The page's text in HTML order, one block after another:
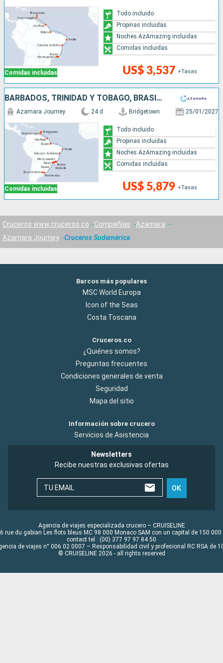
Comidas incluidas US$ 3,537 +Tasas
Todo incluido
Propinas incluidas
Noches AzAmazing incluidas
Comidas incluidas
BARBADOS, TRINIDAD Y TOBAGO, BRASIL, URUGUAY, ARGENTINA
Comidas incluidas
Azamara Journey 24 d Bridgetown 25/01/2027
US$ 5,879 +Tasas
Todo incluido
Propinas incluidas
Noches AzAmazing incluidas
Comidas incluidas
Cruceros www.cruceros.co Compañías
Azamara
Azamara Journey
Cruceros Sudamérica
Barcos más populares
MSC World Europa
Icon of the Seas
Costa Toscana
Cruceros.co
¿Quiénes somos?
Preguntas frecuentes
Condiciones generales de venta
Seguridad
Mapa del sitio
Información sobre crucero
Servicios de Asistencia
Newsletters
Recibe nuestras exclusivas ofertas
TU EMAIL OK
Agencia de viajes especializada crucero – CRUISELINE
rue du gabian Les flots bleus MC 98 000 Monaco SAM con un capital de 150 000
contact tel : (00) 377 97 97 84 50
de viajes n° 006 02 0007 – Responsabilidad civil y profesional RC RSA de
© CRUISELINE 2026 - all rights reserved